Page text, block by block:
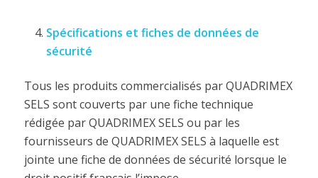
Spécifications et fiches de données de
sécurité
Tous les produits commercialisés par QUADRIMEX
SELS sont couverts par une fiche technique
rédigée par QUADRIMEX SELS ou par les
fournisseurs de QUADRIMEX SELS à laquelle est
jointe une fiche de données de sécurité lorsque le